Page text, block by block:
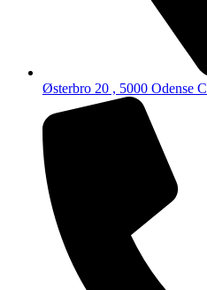
Østerbro 20 , 5000 Odense C